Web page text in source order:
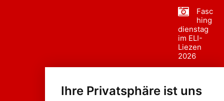
Ihre Privatsphäre ist uns
Fasc
hing
dienstag
im ELI-
Liezen
2026
sumzug